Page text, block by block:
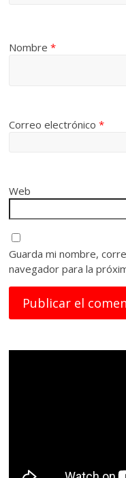
Nombre*
Correo electrónico*
Web
Guarda mi nombre,
navegador para la